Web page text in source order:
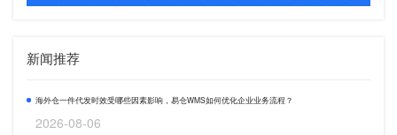
新闻推荐
海外仓一件代发时效受哪些因素影响，易仓WMS如何优化企业业务流程？
2026-08-06